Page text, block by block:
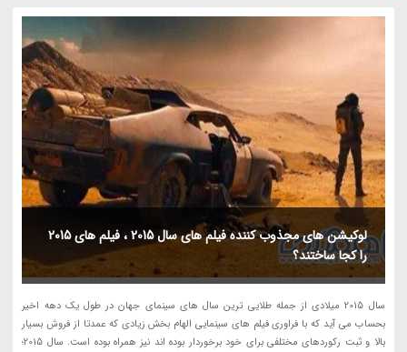
لوکیشن های مجذوب کننده فیلم های سال 2015 ، فیلم های 2015
را کجا ساختند؟
سال 2015 میلادی از جمله طلایی ترین سال های سینمای جهان در طول یک دهه اخیر
بحساب می آید که با فراوری فیلم های سینمایی الهام بخش زیادی که عمدتا از فروش بسیار
بالا و ثبت رکوردهای مختلفی برای خود برخوردار بوده اند نیز همراه بوده است. سال 2015؛